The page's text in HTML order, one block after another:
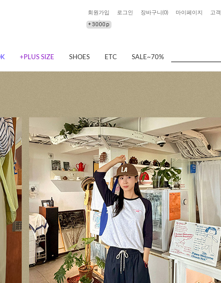
회원가입 로그인 장바구니(0) 마이페이지 고
+PLUS SIZE SHOES ETC SALE~70%